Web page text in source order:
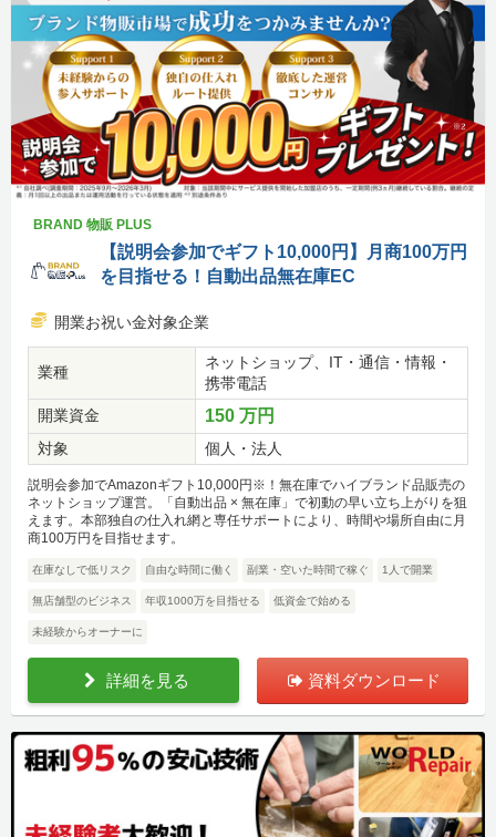
BRAND 物販 PLUS
【説明会参加でギフト10,000円】月商100万円
を目指せる！自動出品無在庫EC
開業お祝い金対象企業
業種
ネットショップ、IT・通信・情報・
携帯電話
開業資金
150 万円
対象 個人・法人
説明会参加でAmazonギフト10,000円※！無在庫でハイブランド品販売の
ネットショップ運営。「自動出品 × 無在庫」で初動の早い立ち上がりを狙
えます。本部独自の仕入れ網と専任サポートにより、時間や場所自由に月
商100万円を目指せます。
在庫なしで低リスク 自由な時間に働く 副業・空いた時間で稼ぐ 1人で開業
無店舗型のビジネス 年収1000万を目指せる 低資金で始める
未経験からオーナーに
詳細を見る 資料ダウンロード